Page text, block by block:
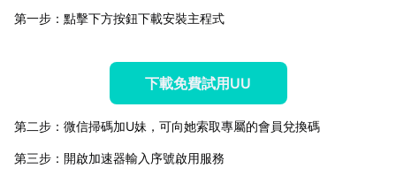
第一步：點擊下方按鈕下載安裝主程式
下載免費試用UU
第二步：微信掃碼加U妹，可向她索取專屬的會員兌換碼
第三步：開啟加速器輸入序號啟用服務